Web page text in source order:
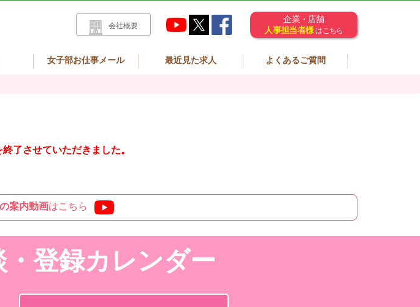
企業・店舗
人事担当者様 はこちら
会社概要
女子部お仕事メール 最近見た求人 よくあるご質問
了させていただきました。
案内動画はこちら
・登録カレンダー